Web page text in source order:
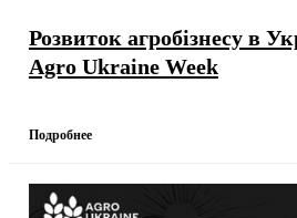
Розвиток агробізнесу в
Agro Ukraine Week
Подробнее